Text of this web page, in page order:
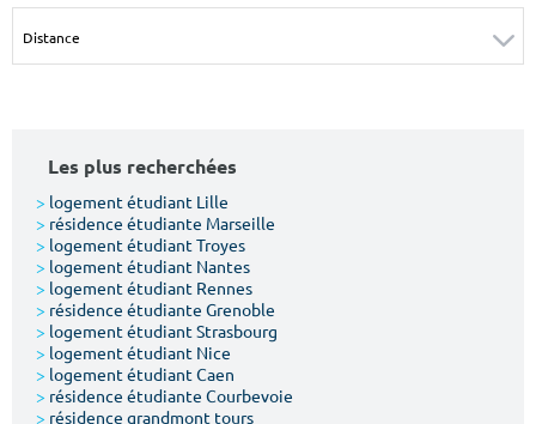
m² m²
Votre date d'entrée
Chercher
Les plus recherchées
> logement étudiant Lille
> résidence étudiante Marseille
> logement étudiant Troyes
> logement étudiant Nantes
> logement étudiant Rennes
> résidence étudiante Grenoble
> logement étudiant Strasbourg
> logement étudiant Nice
> logement étudiant Caen
> résidence étudiante Courbevoie
> résidence grandmont tours